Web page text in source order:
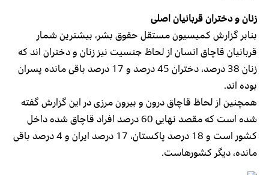
زنان و دختران قربانیان اصلی
بنابر گزارش کمیسیون مستقل حقوق بشر، بیشترین شمار
قربانیان قاچاق انسان از لحاظ جنسیت نیز زنان و دختران اند که
زنان 38 درصد، دختران 45 درصد و 17 درصد باقی مانده پسران
بوده اند.
همچنین از لحاظ قاچاق درون و بیرون مرزی در این گزارش گفته
شده است که مقصد نهایی 60 درصد افراد قاچاق شده داخل
کشور است و 18 درصد پاکستان، 17 درصد ایران و 4 درصد باقی
مانده، دیگر کشورهاست.